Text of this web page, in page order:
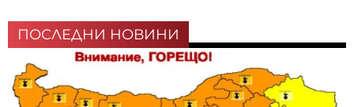
ПОСЛЕДНИ НОВИНИ